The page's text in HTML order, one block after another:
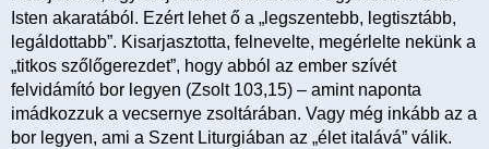
Isten akaratából. Ezért lehet ő a „legszentebb, legtisztább,
legáldottabb”. Kisarjasztotta, felnevelte, megérlelte nekünk a
„titkos szőlőgerezdet”, hogy abból az ember szívét
felvidámító bor legyen (Zsolt 103,15) – amint naponta
imádkozzuk a vecsernye zsoltárában. Vagy még inkább az a
bor legyen, ami a Szent Liturgiában az „élet italává” válik.